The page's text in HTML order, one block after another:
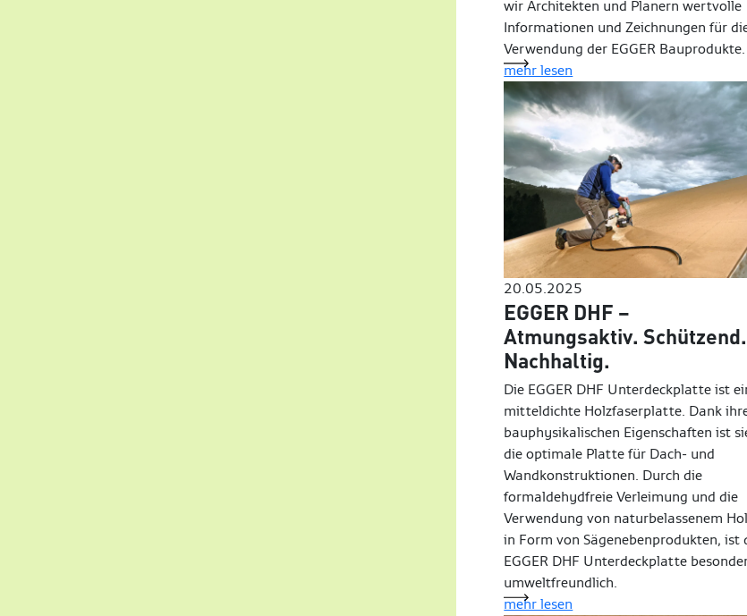
wir Architekten und Planern wertvolle
Informationen und Zeichnungen für
Verwendung der EGGER Bauprodukte.
mehr lesen
20.05.2025
EGGER DHF –
Atmungsaktiv. Schützend.
Nachhaltig.
Die EGGER DHF Unterdeckplatte ist
mitteldichte Holzfaserplatte. Dank
bauphysikalischen Eigenschaften ist
die optimale Platte für Dach- und
Wandkonstruktionen. Durch die
formaldehydfreie Verleimung und die
Verwendung von naturbelassenem
in Form von Sägenebenprodukten, ist
EGGER DHF Unterdeckplatte
umweltfreundlich.
mehr lesen